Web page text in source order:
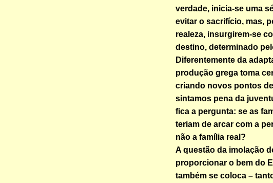
verdade, inicia-se uma
evitar o sacrifício, mas,
realeza, insurgirem-se
destino, determinado
Diferentemente da
produção grega toma
criando novos pontos
sintamos pena da
fica a pergunta: se as
teriam de arcar com a
não a família real?
A questão da imolação
proporcionar o bem do
também se coloca –